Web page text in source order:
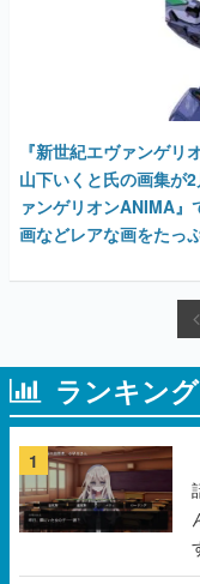
『新世紀エヴァンゲリ
山下いくと氏の画集が
ァンゲリオンANIMA』
画などレアな画をたっ
ランキング
1